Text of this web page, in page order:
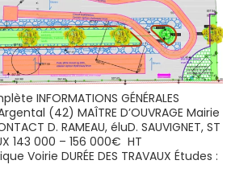
INFORMATIONS GÉNÉRALES
(42) MAÎTRE D’OUVRAGE Mairie
D. RAMEAU, éluD. SAUVIGNET, ST
143 000 – 156 000€ HT
Voirie DURÉE DES TRAVAUX Études :